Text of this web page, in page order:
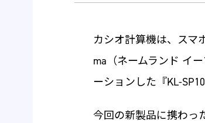
カシオ計算機は、スマ
ma（ネームランド イ
ーションした『KL-
今回の新製品に携わっ